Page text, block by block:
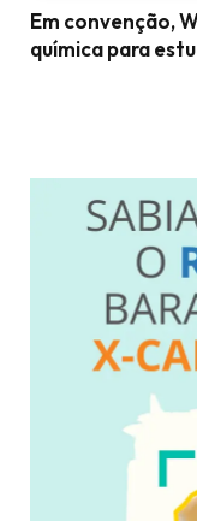
Em convenção,
química para